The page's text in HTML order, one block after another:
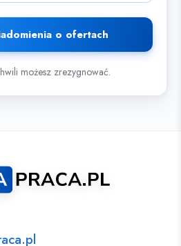
o ofertach
możesz zrezygnować.